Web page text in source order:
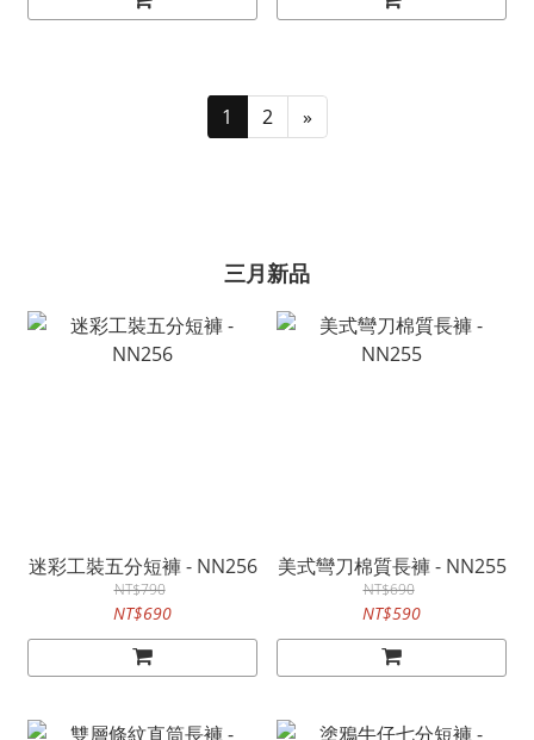
1 2 »
三月新品
迷彩工裝五分短褲 - NN256
NT$790
NT$690
美式彎刀棉質長褲 - NN255
NT$690
NT$590